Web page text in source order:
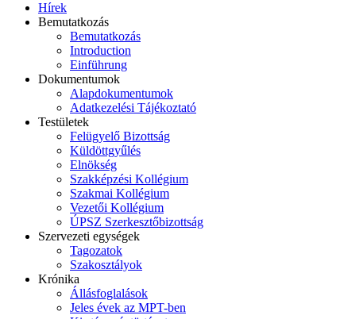
Hírek
Bemutatkozás
Bemutatkozás
Introduction
Einführung
Dokumentumok
Alapdokumentumok
Adatkezelési Tájékoztató
Testületek
Felügyelő Bizottság
Küldöttgyűlés
Elnökség
Szakképzési Kollégium
Szakmai Kollégium
Vezetői Kollégium
ÚPSZ Szerkesztőbizottság
Szervezeti egységek
Tagozatok
Szakosztályok
Krónika
Állásfoglalások
Jeles évek az MPT-ben